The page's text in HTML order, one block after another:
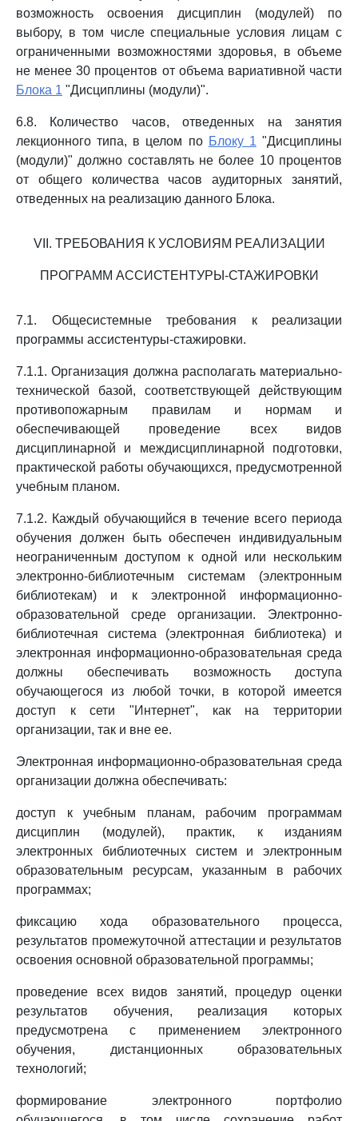
возможность освоения дисциплин (модулей) по
выбору, в том числе специальные условия лицам с
ограниченными возможностями здоровья, в объеме
не менее 30 процентов от объема вариативной части
Блока 1 "Дисциплины (модули)".
6.8. Количество часов, отведенных на занятия
лекционного типа, в целом по Блоку 1 "Дисциплины
(модули)" должно составлять не более 10 процентов
от общего количества часов аудиторных занятий,
отведенных на реализацию данного Блока.
VII. ТРЕБОВАНИЯ К УСЛОВИЯМ РЕАЛИЗАЦИИ
ПРОГРАММ АССИСТЕНТУРЫ-СТАЖИРОВКИ
7.1. Общесистемные требования к реализации
программы ассистентуры-стажировки.
7.1.1. Организация должна располагать материально-
технической базой, соответствующей действующим
противопожарным правилам и нормам и
обеспечивающей проведение всех видов
дисциплинарной и междисциплинарной подготовки,
практической работы обучающихся, предусмотренной
учебным планом.
7.1.2. Каждый обучающийся в течение всего периода
обучения должен быть обеспечен индивидуальным
неограниченным доступом к одной или нескольким
электронно-библиотечным системам (электронным
библиотекам) и к электронной информационно-
образовательной среде организации. Электронно-
библиотечная система (электронная библиотека) и
электронная информационно-образовательная среда
должны обеспечивать возможность доступа
обучающегося из любой точки, в которой имеется
доступ к сети "Интернет", как на территории
организации, так и вне ее.
Электронная информационно-образовательная среда
организации должна обеспечивать:
доступ к учебным планам, рабочим программам
дисциплин (модулей), практик, к изданиям
электронных библиотечных систем и электронным
образовательным ресурсам, указанным в рабочих
программах;
фиксацию хода образовательного процесса,
результатов промежуточной аттестации и результатов
освоения основной образовательной программы;
проведение всех видов занятий, процедур оценки
результатов обучения, реализация которых
предусмотрена с применением электронного
обучения, дистанционных образовательных
технологий;
формирование электронного портфолио